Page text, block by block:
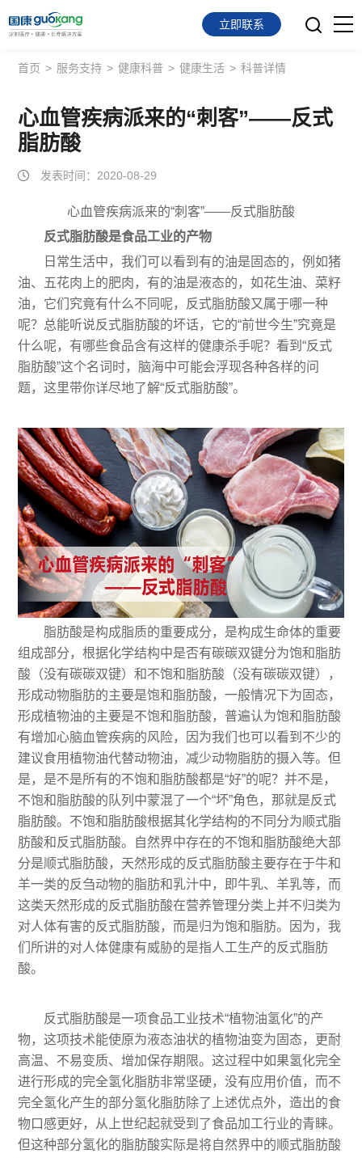
首页
面向会员
面向企业
关于我们
立即联系
首页 > 服务支持 > 健康科普 > 健康生活 > 科普详情
心血管疾病派来的“刺客”——反式
脂肪酸
发表时间：2020-08-29
心血管疾病派来的“刺客”——反式脂肪酸
反式脂肪酸是食品工业的产物
日常生活中，我们可以看到有的油是固态的，例如猪
油、五花肉上的肥肉，有的油是液态的，如花生油、菜籽
油，它们究竟有什么不同呢，反式脂肪酸又属于哪一种
呢？总能听说反式脂肪酸的坏话，它的“前世今生”究竟是
什么呢，有哪些食品含有这样的健康杀手呢？看到“反式
脂肪酸”这个名词时，脑海中可能会浮现各种各样的问
题，这里带你详尽地了解“反式脂肪酸”。
脂肪酸是构成脂质的重要成分，是构成生命体的重要
组成部分，根据化学结构中是否有碳碳双键分为饱和脂肪
酸（没有碳碳双键）和不饱和脂肪酸（没有碳碳双键），
形成动物脂肪的主要是饱和脂肪酸，一般情况下为固态，
形成植物油的主要是不饱和脂肪酸，普遍认为饱和脂肪酸
有增加心脑血管疾病的风险，因为我们也可以看到不少的
建议食用植物油代替动物油，减少动物脂肪的摄入等。但
是，是不是所有的不饱和脂肪酸都是“好”的呢？并不是，
不饱和脂肪酸的队列中蒙混了一个“坏”角色，那就是反式
脂肪酸。不饱和脂肪酸根据其化学结构的不同分为顺式脂
肪酸和反式脂肪酸。自然界中存在的不饱和脂肪酸绝大部
分是顺式脂肪酸，天然形成的反式脂肪酸主要存在于牛和
羊一类的反刍动物的脂肪和乳汁中，即牛乳、羊乳等，而
这类天然形成的反式脂肪酸在营养管理分类上并不归类为
对人体有害的反式脂肪酸，而是归为饱和脂肪。因为，我
们所讲的对人体健康有威胁的是指人工生产的反式脂肪
酸。
反式脂肪酸是一项食品工业技术“植物油氢化”的产
物，这项技术能使原为液态油状的植物油变为固态，更耐
高温、不易变质、增加保存期限。这过程中如果氢化完全
进行形成的完全氢化脂肪非常坚硬，没有应用价值，而不
完全氢化产生的部分氢化脂肪除了上述优点外，造出的食
物口感更好，从上世纪起就受到了食品加工行业的青睐。
但这种部分氢化的脂肪酸实际是将自然界中的顺式脂肪酸